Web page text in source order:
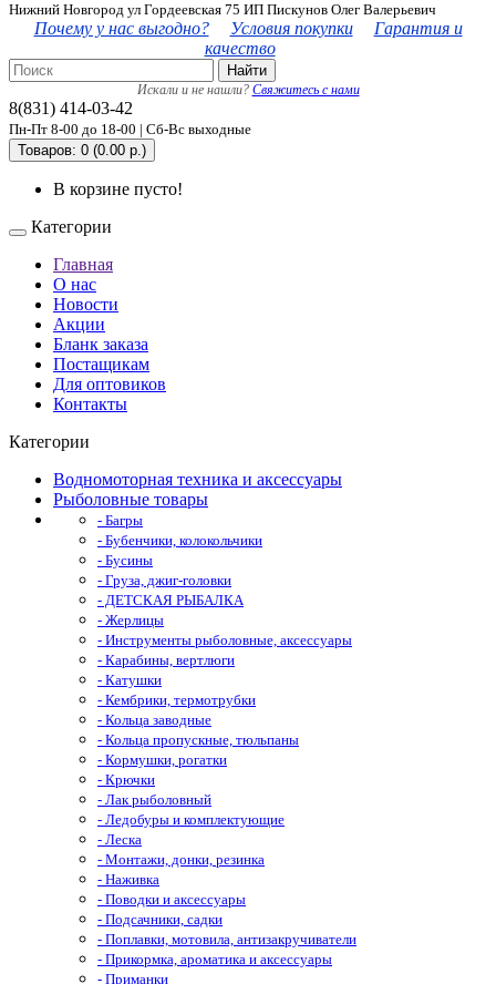
Нижний Новгород ул Гордеевская 75 ИП Пискунов Олег Валерьевич
Почему у нас выгодно? Условия покупки
Гарантия и
качество
Найти
Искали и не нашли? Свяжитесь с нами
8(831) 414-03-42
Пн-Пт 8-00 до 18-00 | Сб-Вс выходные
Товаров: 0 (0.00 р.)
В корзине пусто!
Категории
Главная
О нас
Новости
Акции
Бланк заказа
Постащикам
Для оптовиков
Контакты
Категории
Водномоторная техника и аксессуары
Рыболовные товары
- Багры
- Бубенчики, колокольчики
- Бусины
- Груза, джиг-головки
- ДЕТСКАЯ РЫБАЛКА
- Жерлицы
- Инструменты рыболовные, аксессуары
- Карабины, вертлюги
- Катушки
- Кембрики, термотрубки
- Кольца заводные
- Кольца пропускные, тюльпаны
- Кормушки, рогатки
- Крючки
- Лак рыболовный
- Ледобуры и комплектующие
- Леска
- Монтажи, донки, резинка
- Наживка
- Поводки и аксессуары
- Подсачники, садки
- Поплавки, мотовила, антизакручиватели
- Прикормка, ароматика и аксессуары
- Приманки